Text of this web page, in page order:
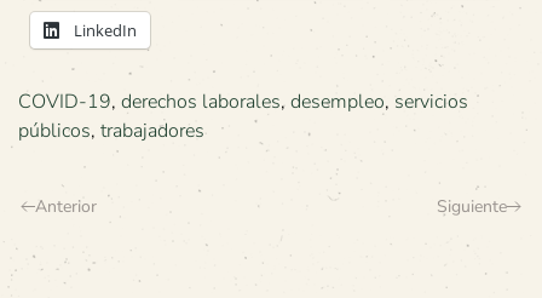
LinkedIn
COVID-19, derechos laborales, desempleo, servicios
públicos, trabajadores
Anterior Siguiente